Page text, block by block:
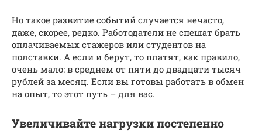
Но такое развитие событий случается нечасто,
даже, скорее, редко. Работодатели не спешат брать
оплачиваемых стажеров или студентов на
полставки. А если и берут, то платят, как правило,
очень мало: в среднем от пяти до двадцати тысяч
рублей за месяц. Если вы готовы работать в обмен
на опыт, то этот путь – для вас.
Увеличивайте нагрузки постепенно